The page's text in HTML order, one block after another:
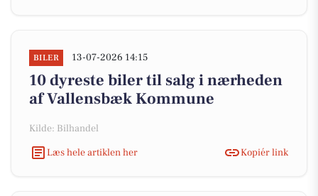
BILER 13-07-2026 14:15
10 dyreste biler til salg i nærheden
af Vallensbæk Kommune
Kilde: Bilhandel
Læs hele artiklen her
Kopiér link